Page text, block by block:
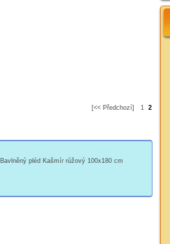
[<< Předchozí] 1 2
Bavlněný pléd Kašmír růžový 100x180 cm